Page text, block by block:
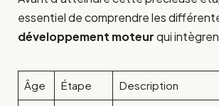
essentiel de comprendre les
développement moteurqui
Âge Étape Description